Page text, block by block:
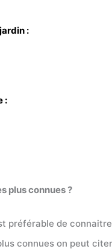
:
:
plus connues ?
préférable de
connues on peut